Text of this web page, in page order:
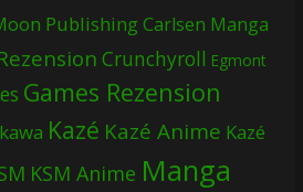
PublishingCarlsen Manga
Crunchyroll Egmont
Games Rezension
Kazé Kazé Anime Kazé
KSM Anime Manga